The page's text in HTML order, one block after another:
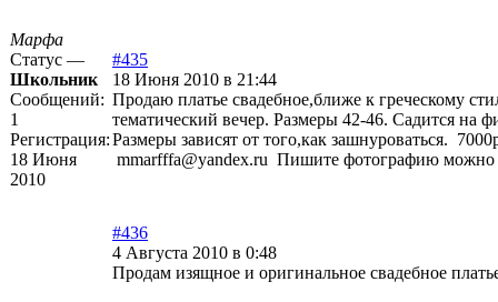
Марфа
Статус —
Школьник
Сообщений:
1
Регистрация:
18 Июня
2010
#435
18 Июня 2010 в 21:44
Продаю платье свадебное,ближе к греческому
тематический вечер. Размеры 42-46. Садится на
Размеры зависят от того,как зашнуроваться.
mmarfffa@yandex.ru Пишите фотографию можно
#436
4 Августа 2010 в 0:48
Продам изящное и оригинальное свадебное